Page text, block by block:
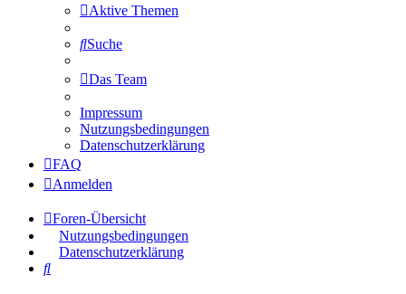
Aktive Themen
Suche
Das Team
Impressum
Nutzungsbedingungen
Datenschutzerklärung
FAQ
Anmelden
Foren-Übersicht
Nutzungsbedingungen
Datenschutzerklärung
Suche